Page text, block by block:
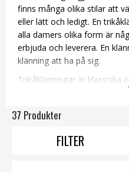
finns många olika stilar att
eller lätt och ledigt. En
alla damers olika form är
erbjuda och leverera. En
klänning att ha på sig.
Trikåklänningar är klassiska
plagg göra sig bra både till
härliga mönster här hos oss.
Längtar du efter din
37 Produkter
FILTER